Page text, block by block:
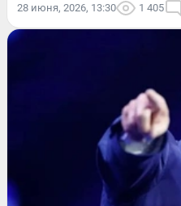
28 июня, 2026, 13:30 1 405